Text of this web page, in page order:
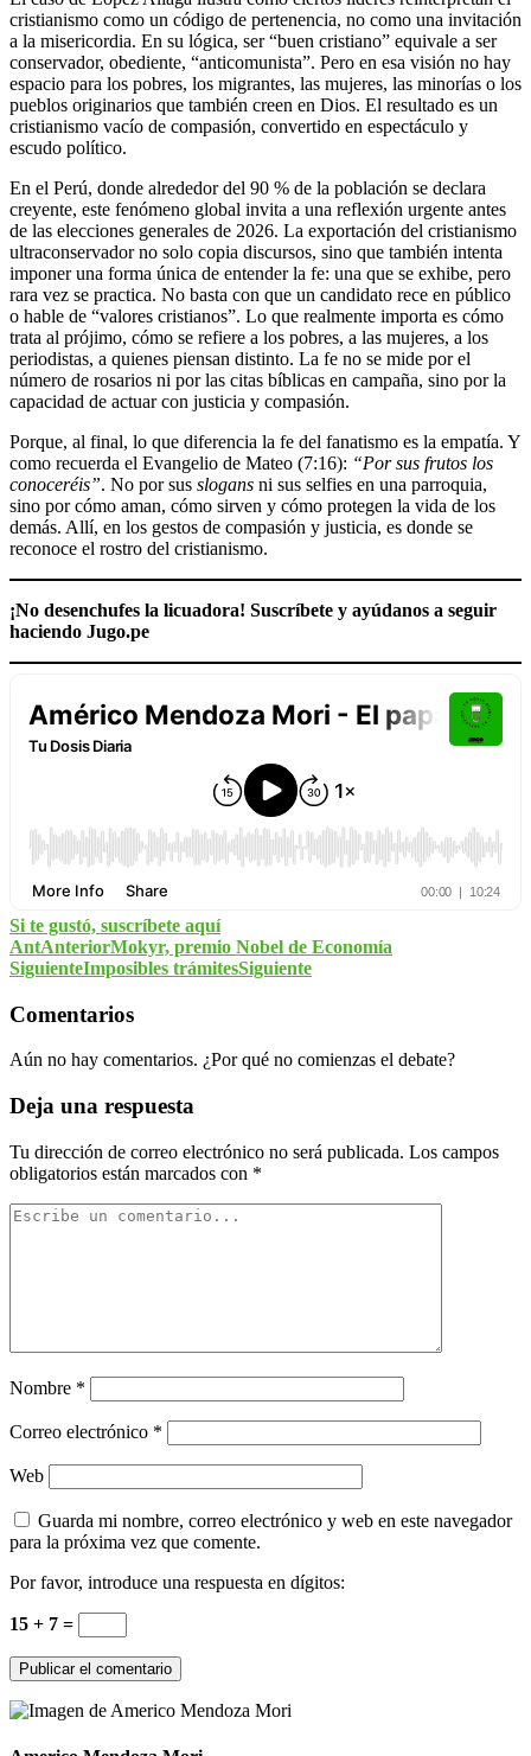
cristianismo como un código de pertenencia, no como una invitación
a la misericordia. En su lógica, ser “buen cristiano” equivale a ser
conservador, obediente, “anticomunista”. Pero en esa visión no hay
espacio para los pobres, los migrantes, las mujeres, las minorías o los
pueblos originarios que también creen en Dios. El resultado es un
cristianismo vacío de compasión, convertido en espectáculo y
escudo político.
En el Perú, donde alrededor del 90 % de la población se declara
creyente, este fenómeno global invita a una reflexión urgente antes
de las elecciones generales de 2026. La exportación del cristianismo
ultraconservador no solo copia discursos, sino que también intenta
imponer una forma única de entender la fe: una que se exhibe, pero
rara vez se practica. No basta con que un candidato rece en público
o hable de “valores cristianos”. Lo que realmente importa es cómo
trata al prójimo, cómo se refiere a los pobres, a las mujeres, a los
periodistas, a quienes piensan distinto. La fe no se mide por el
número de rosarios ni por las citas bíblicas en campaña, sino por la
capacidad de actuar con justicia y compasión.
Porque, al final, lo que diferencia la fe del fanatismo es la empatía. Y
como recuerda el Evangelio de Mateo (7:16): “Por sus frutos los
conoceréis”. No por sus slogans ni sus selfies en una parroquia,
sino por cómo aman, cómo sirven y cómo protegen la vida de los
demás. Allí, en los gestos de compasión y justicia, es donde se
reconoce el rostro del cristianismo.
¡No desenchufes la licuadora! Suscríbete y ayúdanos a seguir
haciendo Jugo.pe
Si te gustó, suscríbete aquí
AntAnteriorMokyr, premio Nobel de Economía
SiguienteImposibles trámitesSiguiente
Comentarios
Aún no hay comentarios. ¿Por qué no comienzas el debate?
Deja una respuesta
Tu dirección de correo electrónico no será publicada. Los campos
obligatorios están marcados con *
Nombre *
Correo electrónico *
Web
Guarda mi nombre, correo electrónico y web en este navegador
para la próxima vez que comente.
Por favor, introduce una respuesta en dígitos:
15 + 7 =